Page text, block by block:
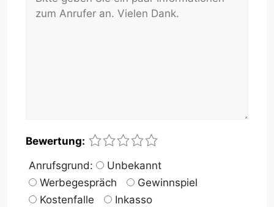
Name
E-
Adresse
Website
Bewertung: 5
4
3
2
1
Anrufsgrund:
Unbekannt
Werbegespräch
Gewinnspiel
Kostenfalle
Inkasso